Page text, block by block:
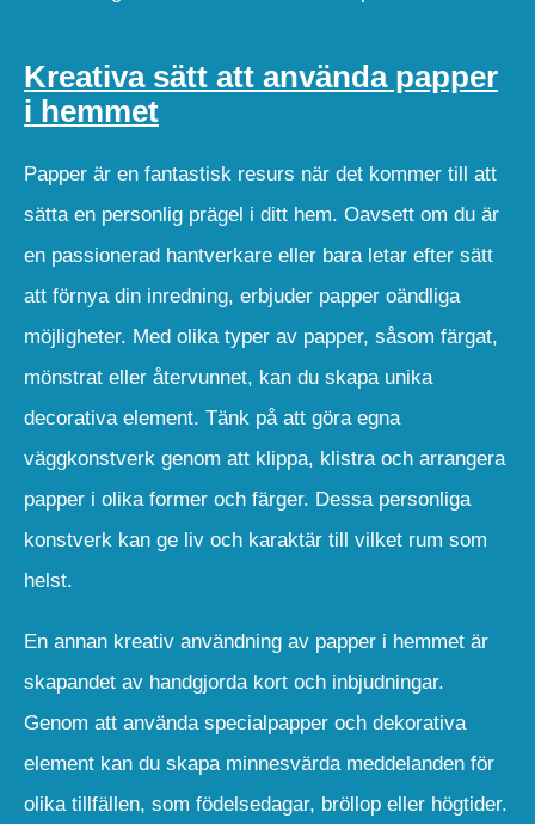
Kreativa sätt att använda papper
i hemmet
Papper är en fantastisk resurs när det kommer till att
sätta en personlig prägel i ditt hem. Oavsett om du är
en passionerad hantverkare eller bara letar efter sätt
att förnya din inredning, erbjuder papper oändliga
möjligheter. Med olika typer av papper, såsom färgat,
mönstrat eller återvunnet, kan du skapa unika
decorativa element. Tänk på att göra egna
väggkonstverk genom att klippa, klistra och arrangera
papper i olika former och färger. Dessa personliga
konstverk kan ge liv och karaktär till vilket rum som
helst.
En annan kreativ användning av papper i hemmet är
skapandet av handgjorda kort och inbjudningar.
Genom att använda specialpapper och dekorativa
element kan du skapa minnesvärda meddelanden för
olika tillfällen, som födelsedagar, bröllop eller högtider.